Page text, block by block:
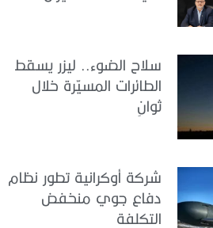
سلاح الضوء.. ليزر يسقط
الطائرات المسيّرة خلال
ثوانٍ
شركة أوكرانية تطور نظام
دفاع جوي منخفض
التكلفة